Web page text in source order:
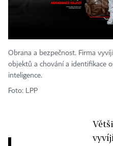
Obrana a bezpečnost. Firma
objektů a chování a identifikace
inteligence.
Foto: LPP